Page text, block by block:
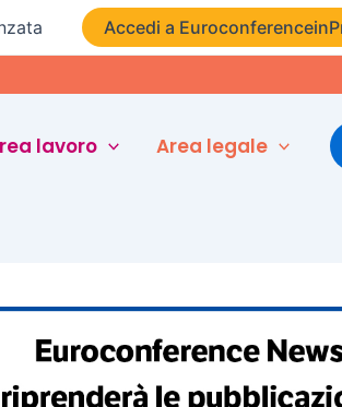
Accedi a
lavoro Area legale